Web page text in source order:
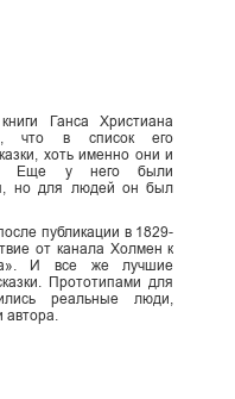
Ганса Христиана
что в список его
хоть именно они и
Еще у него были
но для людей он был
публикации в 1829-
от канала Холмен к
И все же лучшие
Прототипами для
реальные люди,
автора.